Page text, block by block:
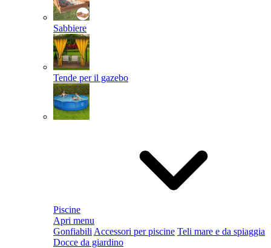
Sabbiere
Tende per il gazebo
Piscine
Apri menu
Gonfiabili Accessori per piscine Teli mare e da spiaggia
Docce da giardino